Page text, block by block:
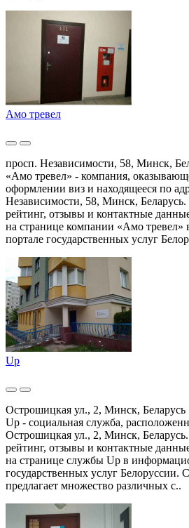
Амо тревел
просп. Независимости, 58, Минск,
«Амо тревел» - компания,
оформлении виз и находящееся по
Независимости, 58, Минск,
рейтинг, отзывы и контактные
на странице компании «Амо
портале государственных услуг
Up
Острошицкая ул., 2, Минск, Беларусь
Up - социальная служба,
Острошицкая ул., 2, Минск,
рейтинг, отзывы и контактные
на странице службы Up в
государственных услуг Белоруссии.
предлагает множество различных с..